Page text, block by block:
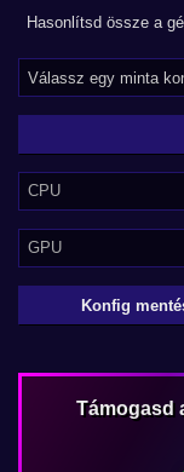
Hasonlítsd össze a
CPU
GPU
Konfig
Támogasd